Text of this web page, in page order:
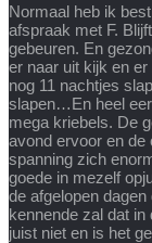
Normaal heb ik
afspraak met F.
gebeuren. En
er naar uit kijk en
nog 11 nachtjes
slapen…En heel
mega kriebels. De
avond ervoor en
spanning zich
goede in mezelf
de afgelopen
kennende zal dat
juist niet en is het